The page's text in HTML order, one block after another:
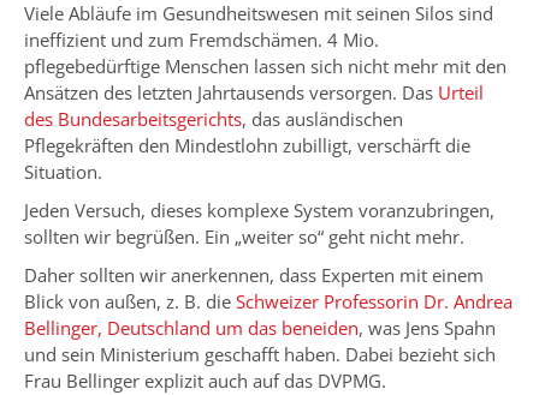
Viele Abläufe im Gesundheitswesen mit seinen Silos sind
ineffizient und zum Fremdschämen. 4 Mio.
pflegebedürftige Menschen lassen sich nicht mehr mit den
Ansätzen des letzten Jahrtausends versorgen. Das Urteil
des Bundesarbeitsgerichts, das ausländischen
Pflegekräften den Mindestlohn zubilligt, verschärft die
Situation.
Jeden Versuch, dieses komplexe System voranzubringen,
sollten wir begrüßen. Ein „weiter so“ geht nicht mehr.
Daher sollten wir anerkennen, dass Experten mit einem
Blick von außen, z. B. die Schweizer Professorin Dr. Andrea
Bellinger, Deutschland um das beneiden, was Jens Spahn
und sein Ministerium geschafft haben. Dabei bezieht sich
Frau Bellinger explizit auch auf das DVPMG.